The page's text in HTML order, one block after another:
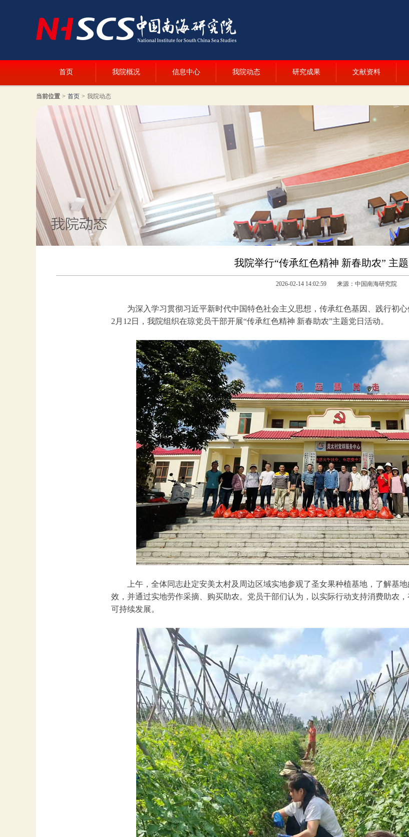
首页 我院概况 信息中心 我院动态 研究成果 文献资料
当前位置 > 首页 > 我院动态
我院举行“传承红色精神 新春助农” 主
2026-02-14 14:02:59 来源：中国南海研究院
为深入学习贯彻习近平新时代中国特色社会主义思想，传承红色基因、践行初
2月12日，我院组织在琼党员干部开展“传承红色精神 新春助农”主题党日活动。
上午，全体同志赴定安美太村及周边区域实地参观了圣女果种植基地，了解基
效，并通过实地劳作采摘、购买助农。党员干部们认为，以实际行动支持消费助农
可持续发展。